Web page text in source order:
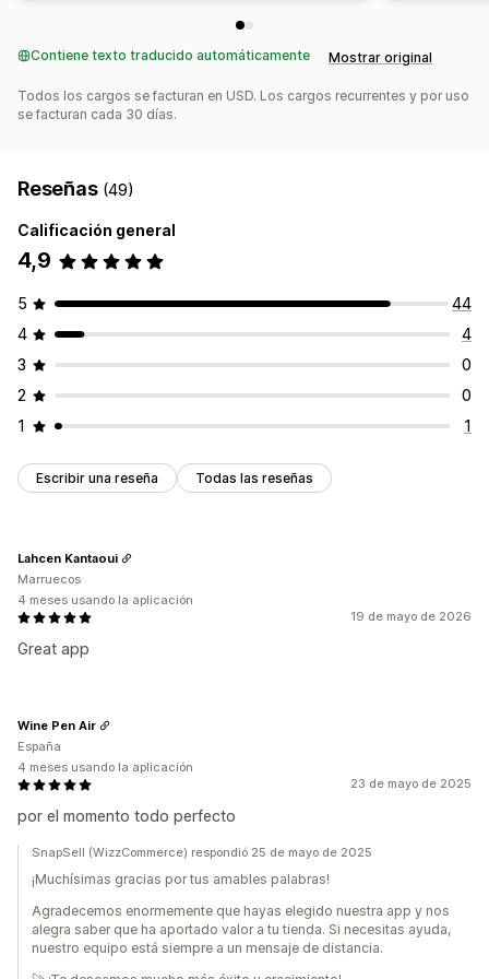
Contiene texto traducido automáticamente Mostrar original
Todos los cargos se facturan en USD. Los cargos recurrentes y por uso
se facturan cada 30 días.
Reseñas (49)
Calificación general
4,9
5
44
4
4
3
0
2
0
1
1
Escribir una reseña Todas las reseñas
19 de mayo de 2026
Great app
Lahcen Kantaoui
Marruecos
4 meses usando la aplicación
23 de mayo de 2025
por el momento todo perfecto
Wine Pen Air
España
4 meses usando la aplicación
SnapSell (WizzCommerce) respondió 25 de mayo de 2025
¡Muchísimas gracias por tus amables palabras!
Agradecemos enormemente que hayas elegido nuestra app y nos
alegra saber que ha aportado valor a tu tienda. Si necesitas ayuda,
nuestro equipo está siempre a un mensaje de distancia.